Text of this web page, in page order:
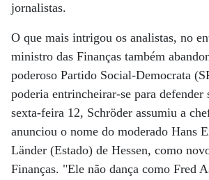
jornalistas.
O que mais intrigou os analistas, no
ministro das Finanças também
poderoso Partido Social-Democrata
poderia entrincheirar-se para defender
sexta-feira 12, Schröder assumiu a
anunciou o nome do moderado Hans
Länder (Estado) de Hessen, como
Finanças. "Ele não dança como Fred